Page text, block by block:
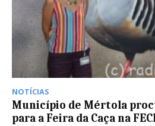
NOTÍCIAS
Município de Mértola
para a Feira da Caça na